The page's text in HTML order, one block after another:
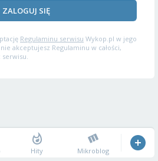
ZALOGUJ SIĘ
Regulaminu serwisu Wykop.pl w jego
akceptujesz Regulaminu w całości,
Hity Mikroblog